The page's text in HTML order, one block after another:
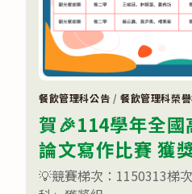
研
習〉
中
餐飲管理科公告 /餐飲管理科榮
賀🎉114學年全
論文寫作比賽 獲
💡競賽梯次：1150313梯